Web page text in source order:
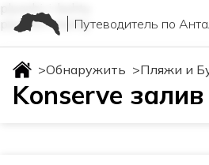
plyazhi-i-buhty
plyazhi-i-buhtyПутеводитель по
>Обнаружить >Пляжи и
Konserve залив